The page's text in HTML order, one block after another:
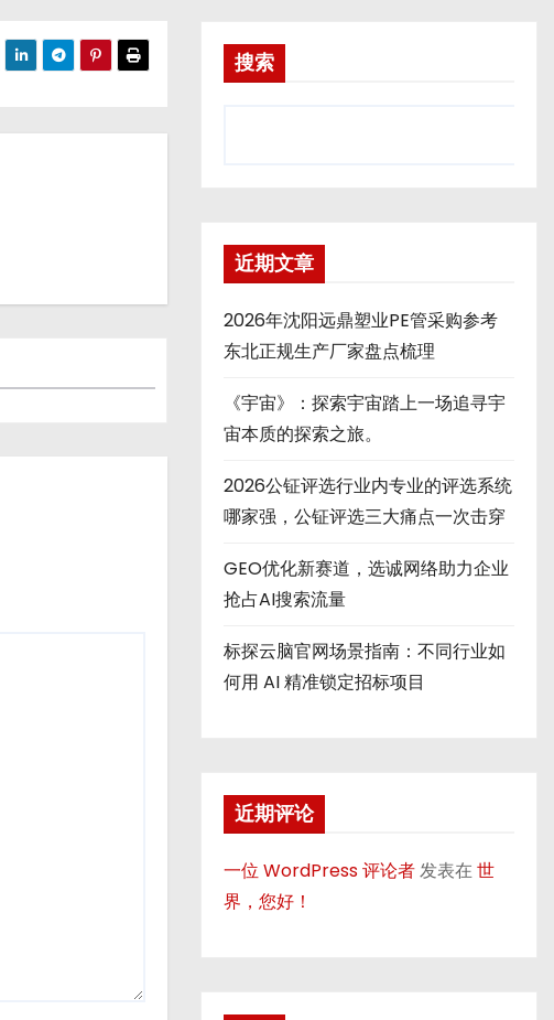
搜索
近期文章
2026年沈阳远鼎塑业PE管采购参考
东北正规生产厂家盘点梳理
《宇宙》：探索宇宙踏上一场追寻宇
宙本质的探索之旅。
2026公钲评选行业内专业的评选系统
哪家强，公钲评选三大痛点一次击穿
GEO优化新赛道，选诚网络助力企业
抢占AI搜索流量
标探云脑官网场景指南：不同行业如
何用 AI 精准锁定招标项目
近期评论
一位 WordPress 评论者发表在世
界，您好！